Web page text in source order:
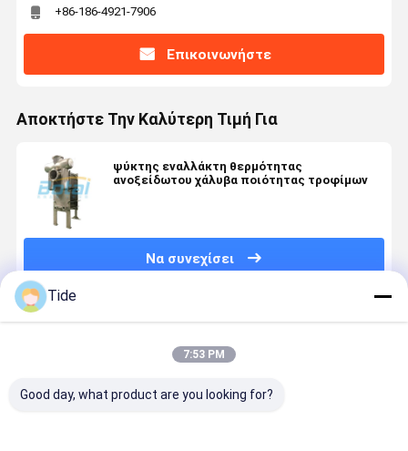
+86-186-4921-7906
Επικοινωνήστε
Αποκτήστε Την Καλύτερη Τιμή Για
ψύκτης εναλλάκτη θερμότητας
ανοξείδωτου χάλυβα ποιότητας τροφίμων
Να συνεχίσει
Συνιστώμενα Προϊόντα
Tide
7:53 PM
Good day, what product are you looking for?